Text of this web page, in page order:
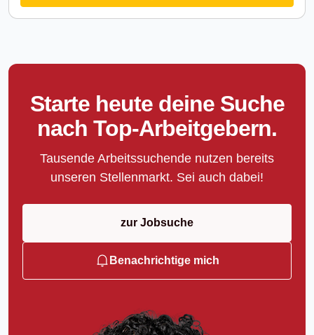
Starte heute deine Suche
nach Top-Arbeitgebern.
Tausende Arbeitssuchende nutzen bereits
unseren Stellenmarkt. Sei auch dabei!
zur Jobsuche
Benachrichtige mich